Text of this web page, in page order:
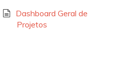
Dashboard Geral de
Projetos